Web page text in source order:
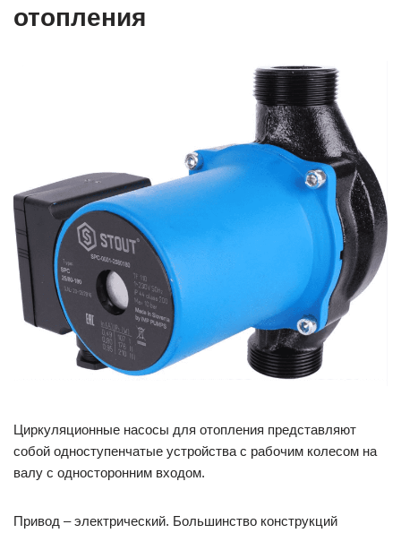
отопления
Циркуляционные насосы для отопления представляют
собой одноступенчатые устройства с рабочим колесом на
валу с односторонним входом.
Привод – электрический. Большинство конструкций